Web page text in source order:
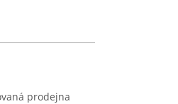
prodejna